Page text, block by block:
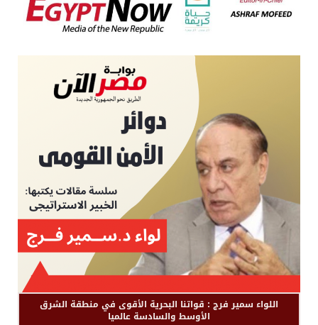
اللواء سمير فرج : قواتنا البحرية الأقوى في منطقة الشرق
الأوسط والسادسة عالميا